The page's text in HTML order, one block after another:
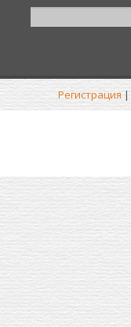
Регистрация |